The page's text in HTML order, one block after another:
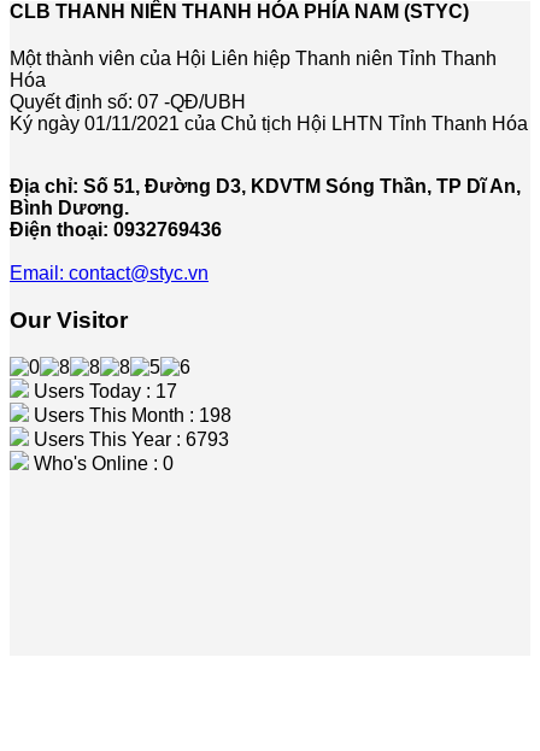
CLB THANH NIÊN THANH HÓA PHÍA NAM (STYC)
Một thành viên của Hội Liên hiệp Thanh niên Tỉnh Thanh
Hóa
Quyết định số: 07 -QĐ/UBH
Ký ngày 01/11/2021 của Chủ tịch Hội LHTN Tỉnh Thanh Hóa
Địa chỉ: Số 51, Đường D3, KDVTM Sóng Thần, TP Dĩ An,
Bình Dương.
Điện thoại: 0932769436
Email: contact@styc.vn
Our Visitor
Users Today : 17
Users This Month : 198
Users This Year : 6793
Who's Online : 0